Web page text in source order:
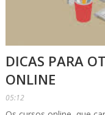
DICAS PARA
ONLINE
05:12